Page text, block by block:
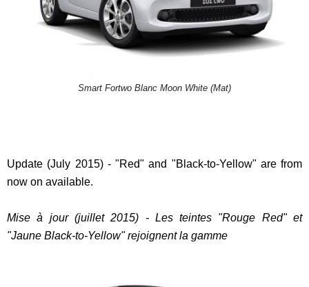
Smart Fortwo Blanc Moon White (Mat)
Update (July 2015) - "Red" and "Black-to-Yellow" are from
now on available.
Mise à jour (juillet 2015) - Les teintes "Rouge Red" et
"Jaune Black-to-Yellow" rejoignent la gamme